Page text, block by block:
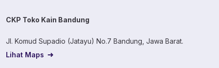
CKP Toko Kain Bandung
Jl. Komud Supadio (Jatayu) No.7 Bandung, Jawa Barat.
Lihat Maps